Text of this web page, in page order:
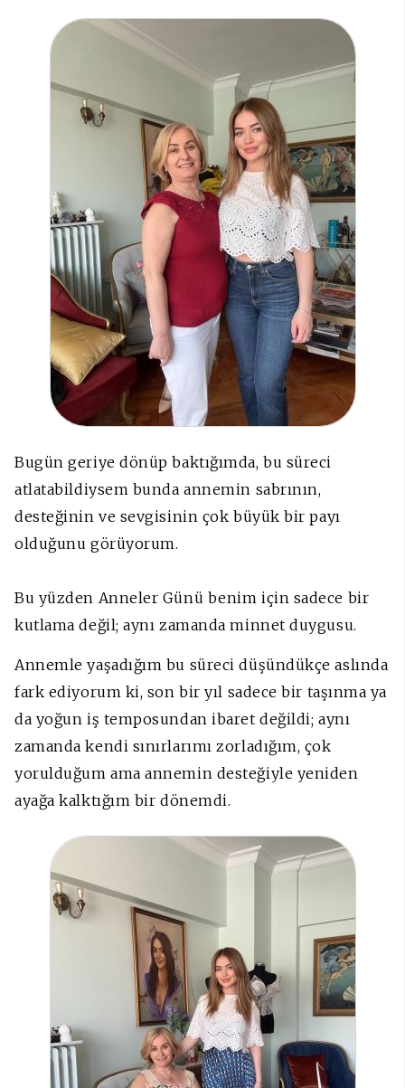
Bugün geriye dönüp baktığımda, bu süreci
atlatabildiysem bunda annemin sabrının,
desteğinin ve sevgisinin çok büyük bir payı
olduğunu görüyorum.
Bu yüzden Anneler Günü benim için sadece bir
kutlama değil; aynı zamanda minnet duygusu.
Annemle yaşadığım bu süreci düşündükçe aslında
fark ediyorum ki, son bir yıl sadece bir taşınma ya
da yoğun iş temposundan ibaret değildi; aynı
zamanda kendi sınırlarımı zorladığım, çok
yorulduğum ama annemin desteğiyle yeniden
ayağa kalktığım bir dönemdi.